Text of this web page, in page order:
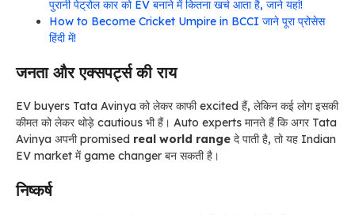
पुरानी पेट्रोल कार को EV बनाने में कितना खर्च आता है, जाने यहां!
How to Become Cricket Umpire in BCCI जाने पूरा प्रोसेस
हिंदी में!
जनता और एक्सपर्ट्स की राय
EV buyers Tata Avinya को लेकर काफी excited हैं, लेकिन कई लोग इसकी
कीमत को लेकर थोड़े cautious भी हैं। Auto experts मानते हैं कि अगर Tata
Avinya अपनी promised real world range दे पाती है, तो यह Indian
EV market में game changer बन सकती है।
निष्कर्ष